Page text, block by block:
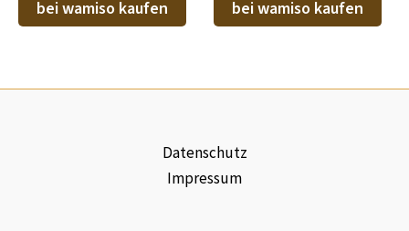
bei wamiso kaufen bei wamiso kaufen
Datenschutz
Impressum